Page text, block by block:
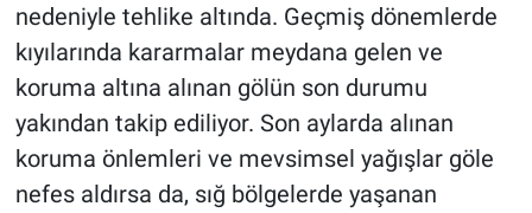
nedeniyle tehlike altında. Geçmiş dönemlerde
kıyılarında kararmalar meydana gelen ve
koruma altına alınan gölün son durumu
yakından takip ediliyor. Son aylarda alınan
koruma önlemleri ve mevsimsel yağışlar göle
nefes aldırsa da, sığ bölgelerde yaşanan